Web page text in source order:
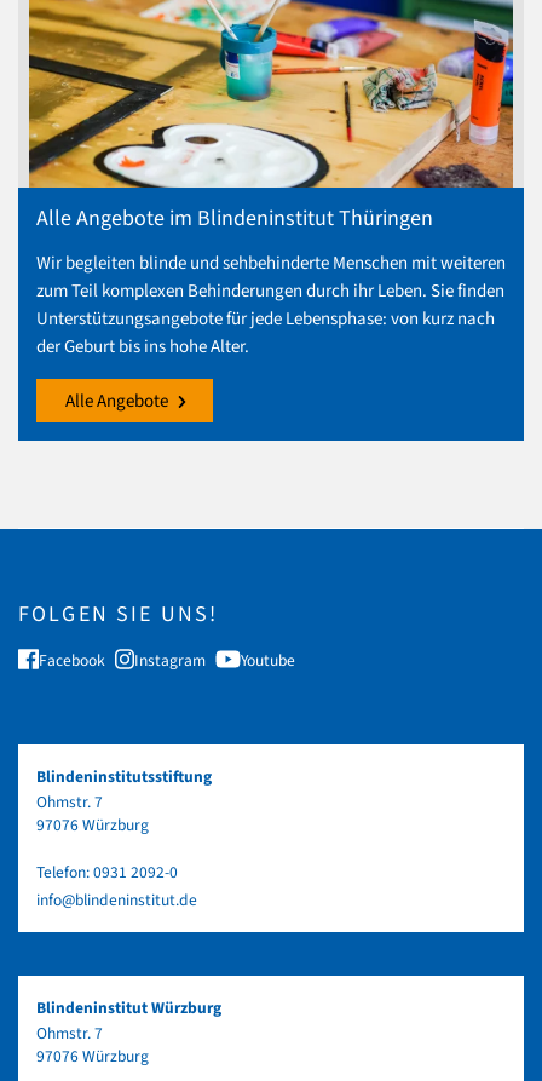
Alle Angebote im Blindeninstitut Thüringen
Wir begleiten blinde und sehbehinderte Menschen mit weiteren
zum Teil komplexen Behinderungen durch ihr Leben. Sie finden
Unterstützungsangebote für jede Lebensphase: von kurz nach
der Geburt bis ins hohe Alter.
Alle Angebote
FOLGEN SIE UNS!
Facebook Instagram Youtube
Blindeninstitutsstiftung
Ohmstr. 7
97076 Würzburg
Telefon:0931 2092-0
info@blindeninstitut.de
Blindeninstitut Würzburg
Ohmstr. 7
97076 Würzburg